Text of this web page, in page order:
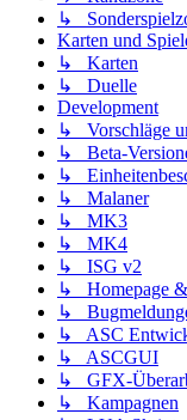
↳
Karten und
↳ Karten
↳ Duelle
Development
↳ Vorschläge
↳ Beta-
↳
↳ Malaner
↳ MK3
↳ MK4
↳ ISG v2
↳ Homepage
↳
↳ ASC
↳ ASCGUI
↳ GFX-
↳ Kampagnen